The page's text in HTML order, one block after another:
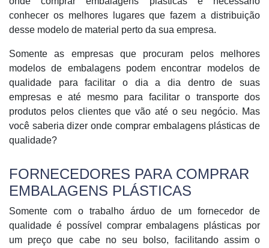
conhecer os melhores lugares que fazem a distribuição
desse modelo de material perto da sua empresa.
Somente as empresas que procuram pelos melhores
modelos de embalagens podem encontrar modelos de
qualidade para facilitar o dia a dia dentro de suas
empresas e até mesmo para facilitar o transporte dos
produtos pelos clientes que vão até o seu negócio. Mas
você saberia dizer onde comprar embalagens plásticas de
qualidade?
FORNECEDORES PARA COMPRAR
EMBALAGENS PLÁSTICAS
Somente com o trabalho árduo de um fornecedor de
qualidade é possível comprar embalagens plásticas por
um preço que cabe no seu bolso, facilitando assim o